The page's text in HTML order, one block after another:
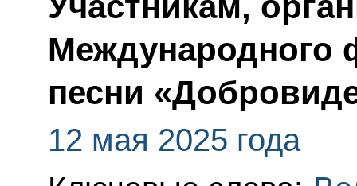
Международного
песни
12 мая 2025 года